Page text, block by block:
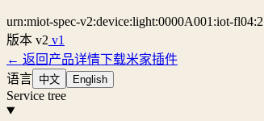
urn:miot-spec-v2:device:light:0000A001:iot-fl04:2
版本 v2 v1
← 返回产品详情下载米家插件
语言 中文 English
Service tree